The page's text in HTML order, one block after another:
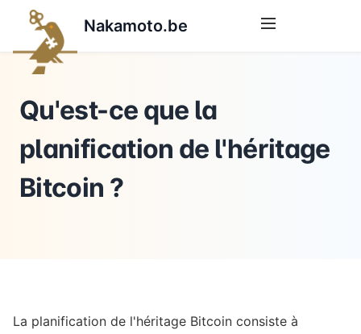
Nakamoto.be
Qu'est-ce que la
planification de l'héritage
Bitcoin ?
La planification de l'héritage Bitcoin consiste à